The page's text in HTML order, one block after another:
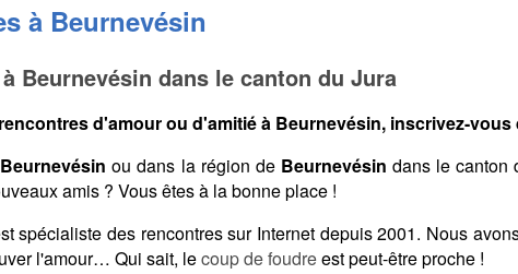
à Beurnevésin
Beurnevésin dans le canton du Jura
d'amour ou d'amitié à Beurnevésin, inscrivez-
Beurnevésin ou dans la région de Beurnevésin dans le canton
amis ? Vous êtes à la bonne place !
spécialiste des rencontres sur Internet depuis 2001. Nous
l'amour… Qui sait, lecoup de foudreest peut-être proche !